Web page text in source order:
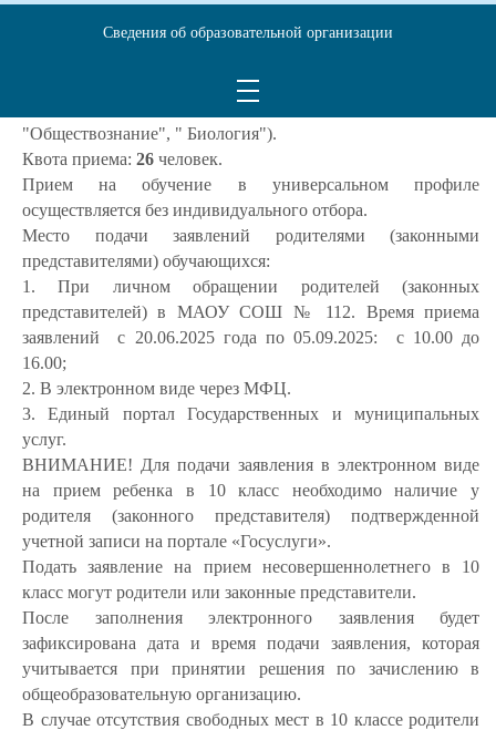
Уважаемые обучающиеся и родители (законные
представители)!
(один) класс универсального профиля обучения (с
углубленным изучением двух предметов:
"Обществознание", " Биология").
Квота приема: 26 человек.
Прием на обучение в универсальном профиле
осуществляется без индивидуального отбора.
Место подачи заявлений родителями (законными
представителями) обучающихся:
1. При личном обращении родителей (законных
представителей) в МАОУ СОШ № 112. Время приема
заявлений с 20.06.2025 года по 05.09.2025: с 10.00 до
16.00;
2. В электронном виде через МФЦ.
3. Единый портал Государственных и муниципальных
услуг.
ВНИМАНИЕ! Для подачи заявления в электронном виде
на прием ребенка в 10 класс необходимо наличие у
родителя (законного представителя) подтвержденной
учетной записи на портале «Госуслуги».
Подать заявление на прием несовершеннолетнего в 10
класс могут родители или законные представители.
После заполнения электронного заявления будет
зафиксирована дата и время подачи заявления, которая
учитывается при принятии решения по зачислению в
общеобразовательную организацию.
В случае отсутствия свободных мест в 10 классе родители
Сведения об образовательной организации